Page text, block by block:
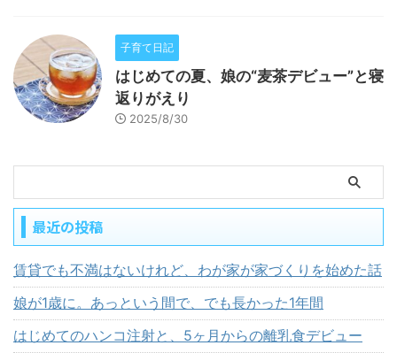
子育て日記
はじめての夏、娘の“麦茶デビュー”と寝
返りがえり
2025/8/30
最近の投稿
賃貸でも不満はないけれど、わが家が家づくりを始めた話
娘が1歳に。あっという間で、でも長かった1年間
はじめてのハンコ注射と、5ヶ月からの離乳食デビュー